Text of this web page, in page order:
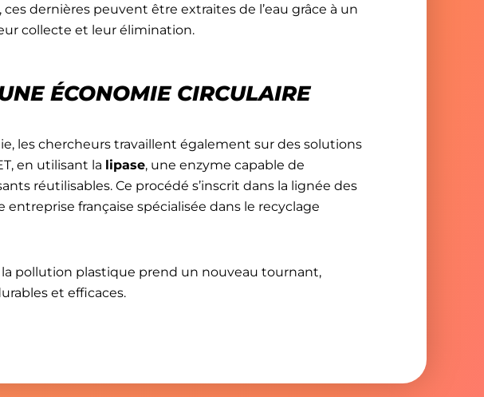
dernières peuvent être extraites de l’eau grâce à un
collecte et leur élimination.
ÉCONOMIE CIRCULAIRE
les chercheurs travaillent également sur des solutions
en utilisant la lipase, une enzyme capable de
réutilisables. Ce procédé s’inscrit dans la lignée des
entreprise française spécialisée dans le recyclage
la pollution plastique prend un nouveau tournant,
et efficaces.
Je suis consultant(e)
Je suis client(e)